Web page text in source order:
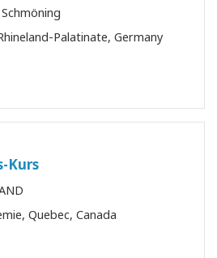
Palatinate, Germany
Kurs
Quebec, Canada